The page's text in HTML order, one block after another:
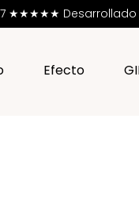
★★★★★
Efecto